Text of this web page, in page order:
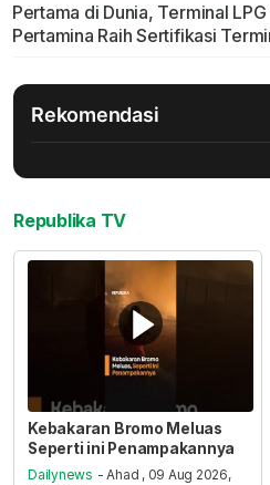
Pertama di Dunia, Terminal
Pertamina Raih Sertifikasi
Rekomendasi
Republika TV
Kebakaran Bromo Meluas
Seperti ini Penampakannya
Dailynews - Ahad , 09 Aug 2026,